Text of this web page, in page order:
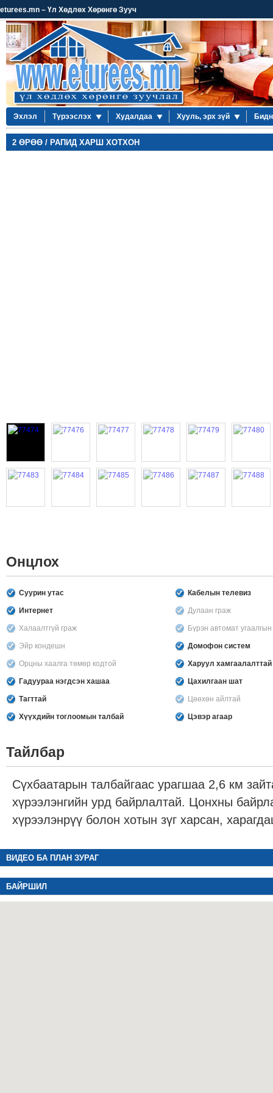
eturees.mn – Үл Хөдлөх Хөрөнгө Зууч
Эхлэл Түрээслэх Худалдаа Хууль, эрх зүй
2 ӨРӨӨ / РАПИД ХАРШ ХОТХОН
Онцлох
Суурин утас Кабелын телевиз
Интернет Дулаан граж
Халаалтгүй граж Бүрэн автомат
Эйр кондешн Домофон систем
Орцны хаалга төмөр кодтой Харуул хамгаалалттай
Гадуураа нэгдсэн хашаа Цахилгаан шат
Тагттай Цөөхөн айлтай
Хүүхдийн тоглоомын талбай Цэвэр агаар
Тайлбар
Сүхбаатарын талбайгаас урагшаа 2,6 км
хүрээлэнгийн урд байрлалтай. Цонхны
хүрээлэнрүү болон хотын зүг харсан,
ВИДЕО БА ПЛАН ЗУРАГ
БАЙРШИЛ